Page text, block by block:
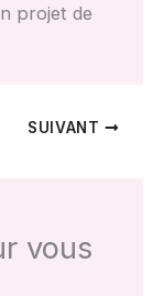
projet de
SUIVANT
vous